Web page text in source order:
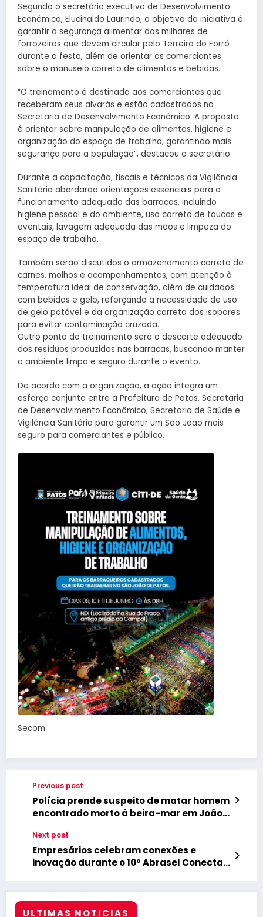
Segundo o secretário executivo de Desenvolvimento
Econômico, Elucinaldo Laurindo, o objetivo da iniciativa é
garantir a segurança alimentar dos milhares de
forrozeiros que devem circular pelo Terreiro do Forró
durante a festa, além de orientar os comerciantes
sobre o manuseio correto de alimentos e bebidas.
“O treinamento é destinado aos comerciantes que
receberam seus alvarás e estão cadastrados na
Secretaria de Desenvolvimento Econômico. A proposta
é orientar sobre manipulação de alimentos, higiene e
organização do espaço de trabalho, garantindo mais
segurança para a população”, destacou o secretário.
Durante a capacitação, fiscais e técnicos da Vigilância
Sanitária abordarão orientações essenciais para o
funcionamento adequado das barracas, incluindo
higiene pessoal e do ambiente, uso correto de toucas e
aventais, lavagem adequada das mãos e limpeza do
espaço de trabalho.
Também serão discutidos o armazenamento correto de
carnes, molhos e acompanhamentos, com atenção à
temperatura ideal de conservação, além de cuidados
com bebidas e gelo, reforçando a necessidade de uso
de gelo potável e da organização correta dos isopores
para evitar contaminação cruzada.
Outro ponto do treinamento será o descarte adequado
dos resíduos produzidos nas barracas, buscando manter
o ambiente limpo e seguro durante o evento.
De acordo com a organização, a ação integra um
esforço conjunto entre a Prefeitura de Patos, Secretaria
de Desenvolvimento Econômico, Secretaria de Saúde e
Vigilância Sanitária para garantir um São João mais
seguro para comerciantes e público.
Secom
Previous post
Polícia prende suspeito de matar homem
encontrado morto à beira-mar em João
Next post
Empresários celebram conexões e
inovação durante o 10º Abrasel Conecta
ULTIMAS NOTICIAS